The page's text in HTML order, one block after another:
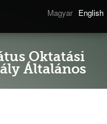
Magyar English
Oktatási
Általános